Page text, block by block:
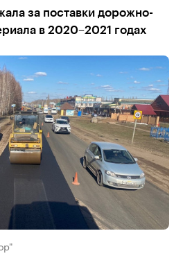
за поставки дорожно-
в 2020–2021 годах